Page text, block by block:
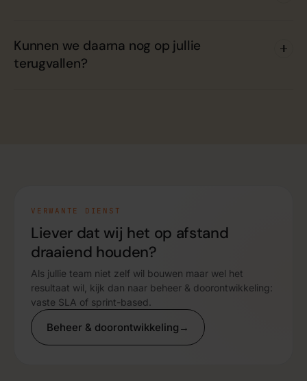
Kunnen we daarna nog op jullie
terugvallen?
VERWANTE DIENST
Liever dat wij het op afstand
draaiend houden?
Als jullie team niet zelf wil bouwen maar wel het
resultaat wil, kijk dan naar beheer & doorontwikkeling:
vaste SLA of sprint-based.
Beheer & doorontwikkeling →